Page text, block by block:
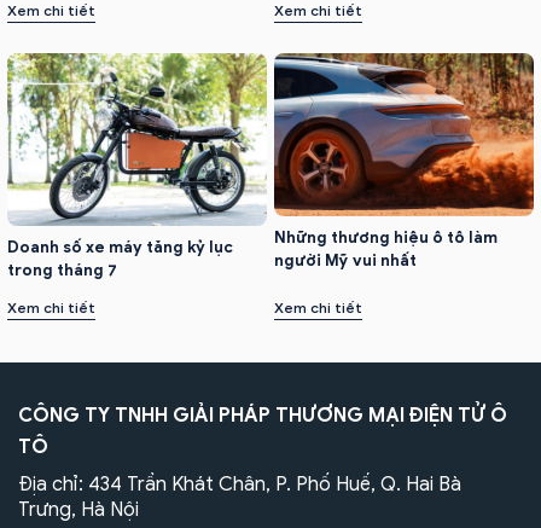
Xem chi tiết Xem chi tiết
Doanh số xe máy tăng kỷ lục
trong tháng 7
Xem chi tiết
Những thương hiệu ô tô làm
người Mỹ vui nhất
Xem chi tiết
CÔNG TY TNHH GIẢI PHÁP THƯƠNG MẠI ĐIỆN TỬ Ô
TÔ
Địa chỉ: 434 Trần Khát Chân, P. Phố Huế, Q. Hai Bà
Trưng, Hà Nội